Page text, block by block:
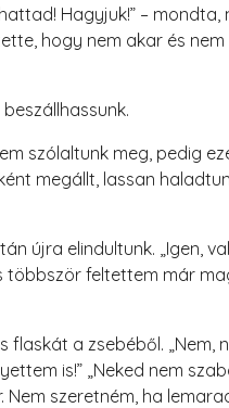
Hagyjuk!” – mondta,
hogy nem akar és
szólaltunk meg, pedig
megállt, lassan
újra elindultunk. „Igen,
többször feltettem már
flaskát a zsebéből. „Nem,
is!” „Neked nem
szeretném, ha